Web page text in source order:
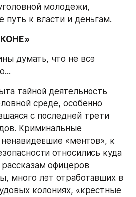
молодежи,
к власти и деньгам.
думать, что не все
тайной деятельность
среде, особенно
с последней трети
Криминальные
«ментов», к
относились куда
офицеров
много лет отработавших в
колониях, «крестные